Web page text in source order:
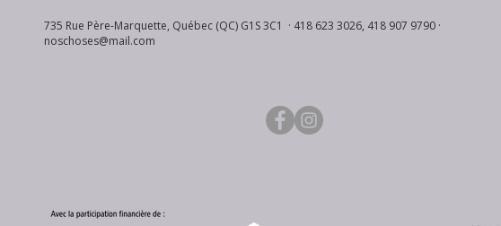
735 Rue Père-Marquette, Québec (QC) G1S 3C1 · 418 623 3026, 418 907 9790 ·
noschoses@mail.com